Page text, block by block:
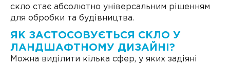
скло стає абсолютно універсальним рішенням
для обробки та будівництва.
ЯК ЗАСТОСОВУЄТЬСЯ СКЛО У
ЛАНДШАФТНОМУ ДИЗАЙНІ?
Можна виділити кілька сфер, у яких задіяні